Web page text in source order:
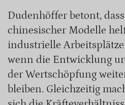
Dudenhöffer betont,
chinesischer Modelle
industrielle
wenn die Entwicklung
der Wertschöpfung
bleiben. Gleichzeitig